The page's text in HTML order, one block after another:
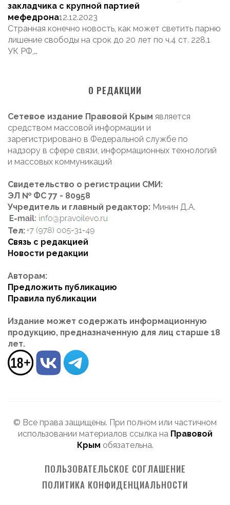
закладчика с крупной партией
мефедрона12.12.2023
Странная конечно новость, как может светить парню
лишение свободы на срок до 20 лет по ч.4 ст. 228.1
УК РФ,…
О РЕДАКЦИИ
Сетевое издание Правовой Крым является
средством массовой информации и
зарегистрировано в Федеральной службе по
надзору в сфере связи, информационных технологий
и массовых коммуникаций
Свидетельство о регистрации СМИ:
ЭЛ № ФС 77 - 80958
Учредитель и главный редактор: Минин Д.А.
Тел:
Связь с редакцией
Новости редакции
Авторам:
Предложить публикацию
Правила публикации
Издание может содержать информационную
продукцию, предназначенную для лиц старше 18
лет.
© Все права защищены. При полном или частичном
использовании материалов ссылка на Правовой
Крым обязательна.
ПОЛЬЗОВАТЕЛЬСКОЕ СОГЛАШЕНИЕ
ПОЛИТИКА КОНФИДЕНЦИАЛЬНОСТИ